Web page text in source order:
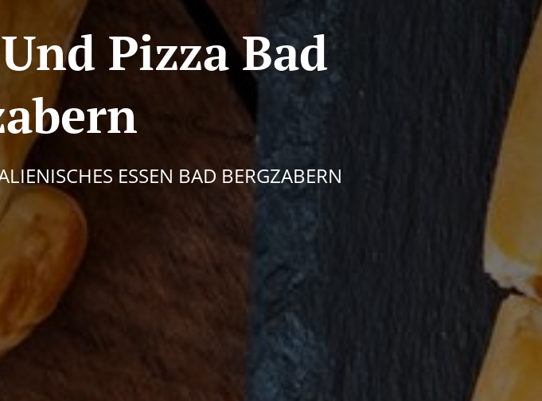
Pizza Bad
ESSEN BAD BERGZABERN